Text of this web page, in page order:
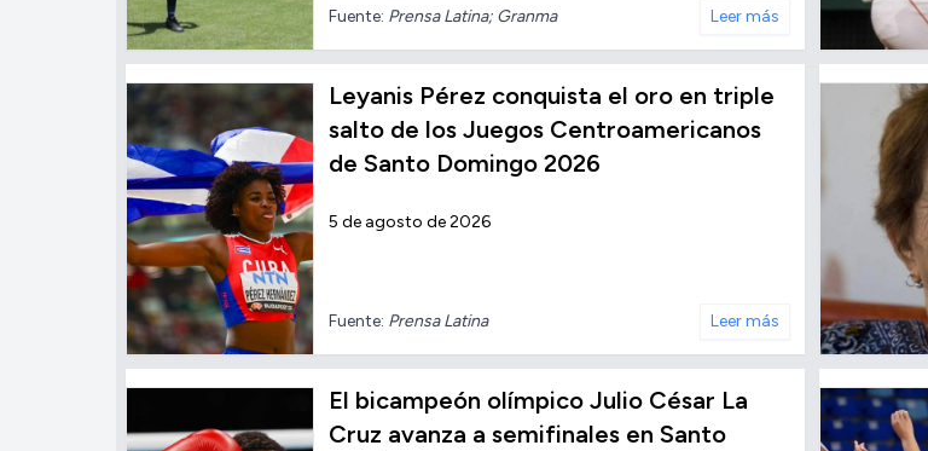
Fuente: Prensa Latina; Granma Leer más
Leyanis Pérez conquista el oro en triple
salto de los Juegos Centroamericanos
de Santo Domingo 2026
5 de agosto de 2026
Fuente: Prensa Latina Leer más
El bicampeón olímpico Julio César La
Cruz avanza a semifinales en Santo